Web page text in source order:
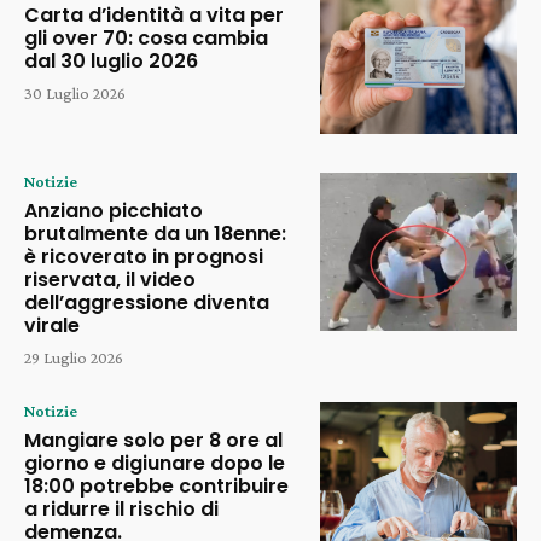
Carta d’identità a vita per
gli over 70: cosa cambia
dal 30 luglio 2026
30 Luglio 2026
Notizie
Anziano picchiato
brutalmente da un 18enne:
è ricoverato in prognosi
riservata, il video
dell’aggressione diventa
virale
29 Luglio 2026
Notizie
Mangiare solo per 8 ore al
giorno e digiunare dopo le
18:00 potrebbe contribuire
a ridurre il rischio di
demenza.